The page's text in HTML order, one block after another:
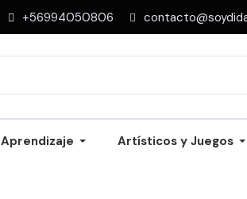
+56994050806
Aprendizaje Artísticos y Juegos